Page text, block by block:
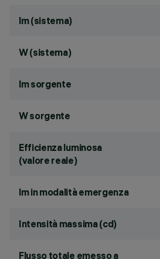
lm (sistema)
W (sistema)
lm sorgente
W sorgente
Efficienza luminosa
(valore reale)
lm in modalità emergenza
Intensità massima (cd)
Flusso totale emesso a